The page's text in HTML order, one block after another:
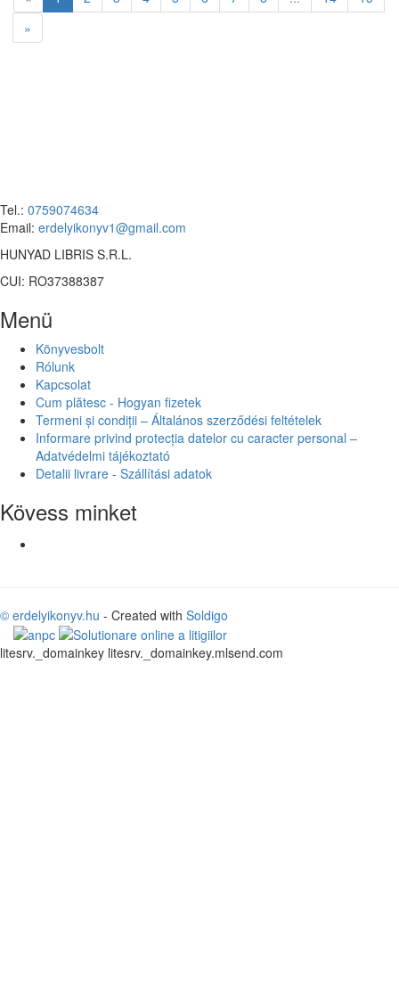
»
Tel.: 0759074634
Email: erdelyikonyv1@gmail.com
HUNYAD LIBRIS S.R.L.
CUI: RO37388387
Menü
Könyvesbolt
Rólunk
Kapcsolat
Cum plătesc - Hogyan fizetek
Termeni și condiții – Általános szerződési feltételek
Informare privind protecția datelor cu caracter personal –
Adatvédelmi tájékoztató
Detalii livrare - Szállítási adatok
Kövess minket
© erdelyikonyv.hu - Created with Soldigo
litesrv._domainkey litesrv._domainkey.mlsend.com